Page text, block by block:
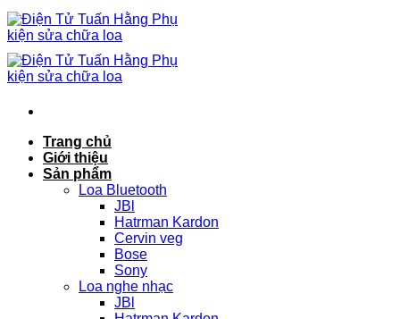
Chuyển
đến
nội
dung
Trang chủ
Giới thiệu
Sản phẩm
Loa Bluetooth
JBl
Hatrman Kardon
Cervin veg
Bose
Sony
Loa nghe nhạc
JBl